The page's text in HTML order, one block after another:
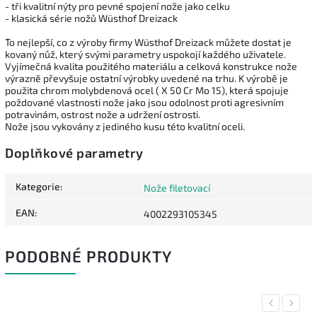
- tři kvalitní nýty pro pevné spojení nože jako celku
- klasická série nožů Wüsthof Dreizack
To nejlepší, co z výroby firmy Wüsthof Dreizack můžete dostat je
kovaný nůž, který svými parametry uspokojí každého uživatele.
Vyjímečná kvalita použitého materiálu a celková konstrukce nože
výrazně převyšuje ostatní výrobky uvedené na trhu. K výrobě je
použita chrom molybdenová ocel ( X 50 Cr Mo 15), která spojuje
poždované vlastnosti nože jako jsou odolnost proti agresivním
potravinám, ostrost nože a udržení ostrosti.
Nože jsou vykovány z jediného kusu této kvalitní oceli.
Doplňkové parametry
Kategorie: Nože filetovací
EAN: 4002293105345
PODOBNÉ PRODUKTY
Previous
Next